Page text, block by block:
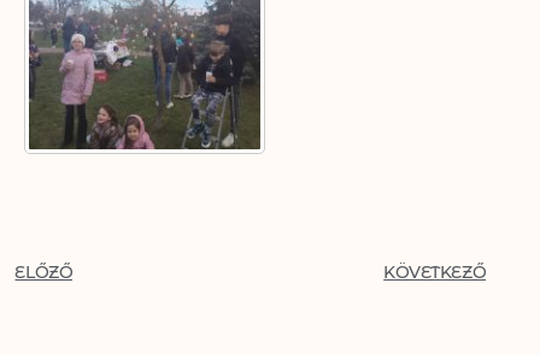
ELŐZŐ KÖVETKEZŐ